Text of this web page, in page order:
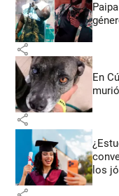
share
En
share
los